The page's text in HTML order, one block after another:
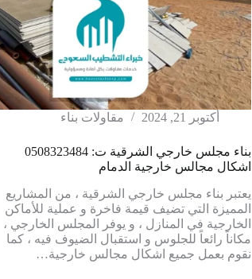
أكتوبر 21, 2024 مقاولات بناء
بناء مجلس خارجي الشرقية ت: 0508323484
اشكال مجالس خارجية الدمام
يعتبر بناء مجلس خارجي الشرقية ، من المشاريع
المميزة التي تضيف قيمة فاخرة و عملية للأماكن
الخارجية في المنازل ، و يوفر المجلس الخارجي ،
مكاناً رائعاً للجلوس و استقبال الضيوف فيه ، كما
نقوم بعمل جميع اشكال مجالس خارجية…